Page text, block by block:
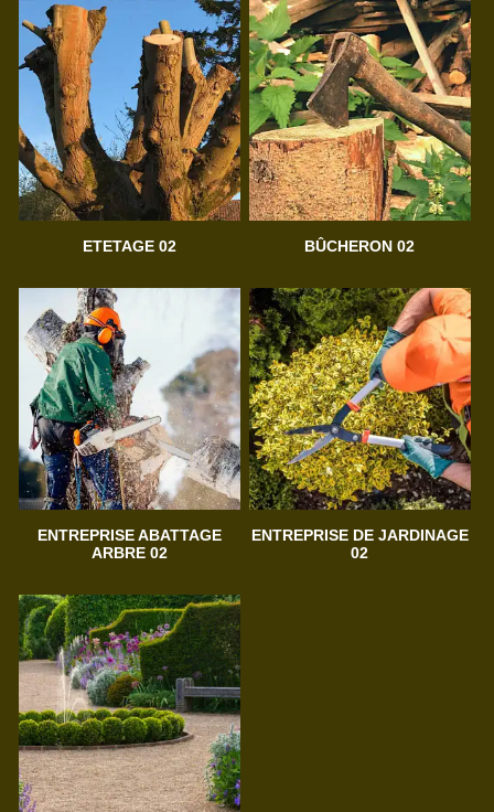
ETETAGE 02 BÛCHERON 02
ENTREPRISE ABATTAGE
ARBRE 02
ENTREPRISE DE JARDINAGE
02